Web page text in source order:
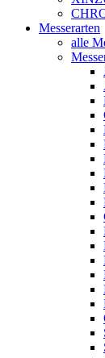
Messerarten
alle